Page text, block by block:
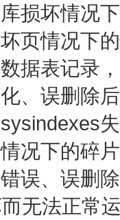
损坏情况
页情况下
据表记录
、误删除
况下的碎
误、误删
无法正常